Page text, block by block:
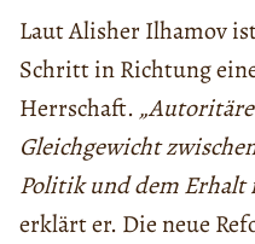
Laut Alisher Ilhamov
Schritt in Richtung
Herrschaft.
Gleichgewicht
Politik und dem Erhalt
erklärt er. Die neue